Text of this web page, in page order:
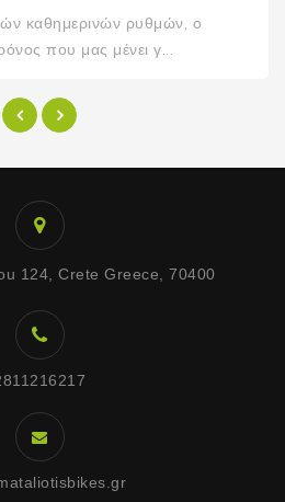
καθημερινών ρυθμών, ο
που μας μένει γ...
124, Crete Greece, 70400